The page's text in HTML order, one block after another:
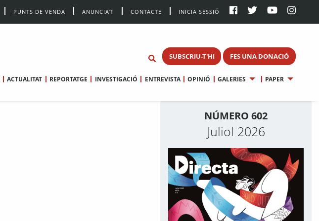
PUNTS DE VENDA ANUNCIA’T CONTACTE INICIA SESSIÓ
SUBSCRIU-T'HI FES UNA DONACIÓ
ACTUALITAT REPORTATGE INVESTIGACIÓ ENTREVISTA OPINIÓ GALERIES PAPER
NÚMERO 602
Juliol 2026